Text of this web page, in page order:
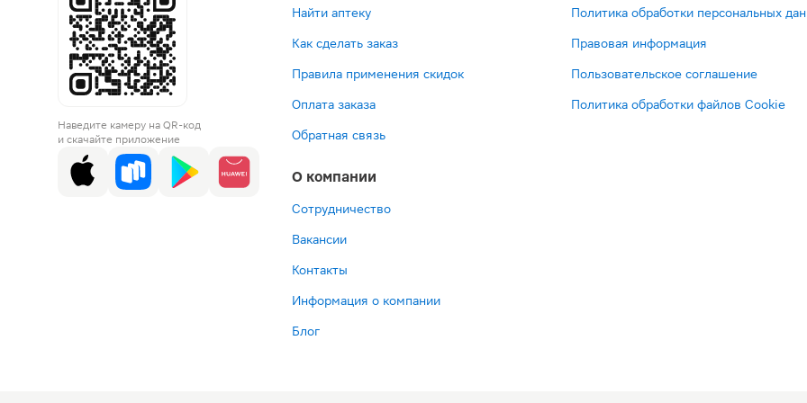
Наведите камеру на QR-код
и скачайте приложение
Найти аптеку
Как сделать заказ
Правила применения скидок
Оплата заказа
Обратная связь
О компании
Сотрудничество
Вакансии
Контакты
Информация о компании
Блог
Политика обработки персональных
Правовая информация
Пользовательское соглашение
Политика обработки файлов Cookie